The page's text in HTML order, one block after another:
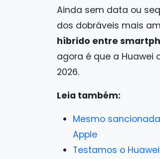
Ainda sem data ou
dos dobráveis mais
híbrido entre
agora é que a Huawei
2026.
Leia também:
Mesmo
Apple
Testamos o